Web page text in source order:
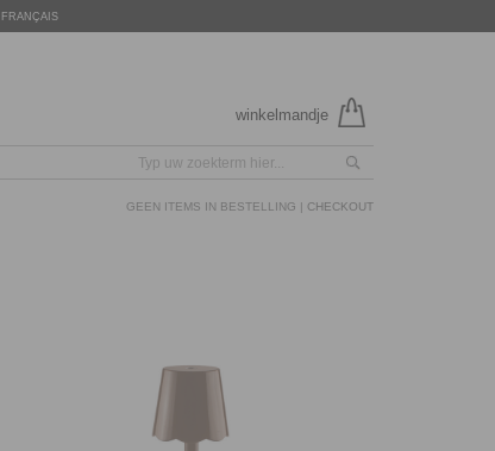
FRANÇAIS
winkelmandje
GEEN ITEMS IN BESTELLING | CHECKOUT